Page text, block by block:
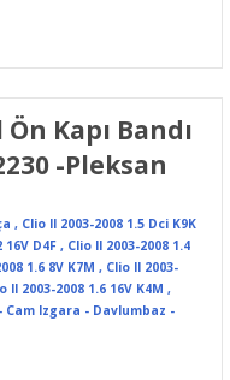
Kapı Bandı
-Pleksan
, Clio II 2003-2008 1.5 Dci K9K
16V D4F , Clio II 2003-2008 1.4
1.6 8V K7M , Clio II 2003-
II 2003-2008 1.6 16V K4M ,
Izgara - Davlumbaz -